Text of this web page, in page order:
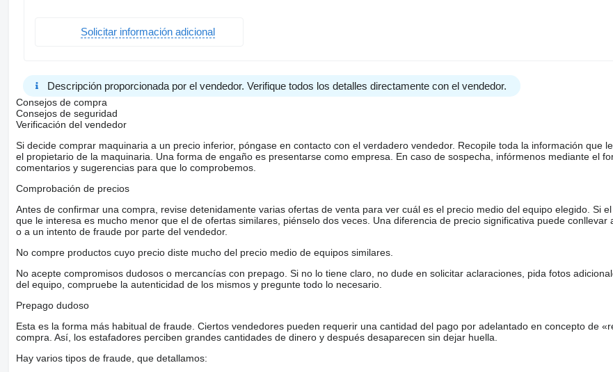
Solicitar información adicional
Descripción proporcionada por el vendedor. Verifique todos los detalles directamente con el vendedor.
Consejos de compra
Consejos de seguridad
Verificación del vendedor
Si decide comprar maquinaria a un precio inferior, póngase en contacto con el verdadero vendedor. Recopile toda la información que
el propietario de la maquinaria. Una forma de engaño es presentarse como empresa. En caso de sospecha, infórmenos mediante el
comentarios y sugerencias para que lo comprobemos.
Comprobación de precios
Antes de confirmar una compra, revise detenidamente varias ofertas de venta para ver cuál es el precio medio del equipo elegido. Si
que le interesa es mucho menor que el de ofertas similares, piénselo dos veces. Una diferencia de precio significativa puede conllevar
o a un intento de fraude por parte del vendedor.
No compre productos cuyo precio diste mucho del precio medio de equipos similares.
No acepte compromisos dudosos o mercancías con prepago. Si no lo tiene claro, no dude en solicitar aclaraciones, pida fotos
del equipo, compruebe la autenticidad de los mismos y pregunte todo lo necesario.
Prepago dudoso
Esta es la forma más habitual de fraude. Ciertos vendedores pueden requerir una cantidad del pago por adelantado en concepto de
compra. Así, los estafadores perciben grandes cantidades de dinero y después desaparecen sin dejar huella.
Hay varios tipos de fraude, que detallamos: